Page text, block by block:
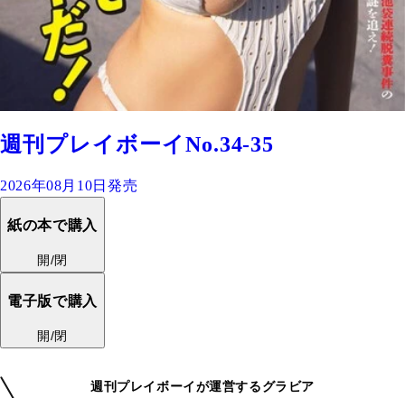
週刊プレイボーイNo.34-35
2026年08月10日発売
紙の本で購入
開/閉
電子版で購入
開/閉
週刊プレイボーイが運営するグラビア